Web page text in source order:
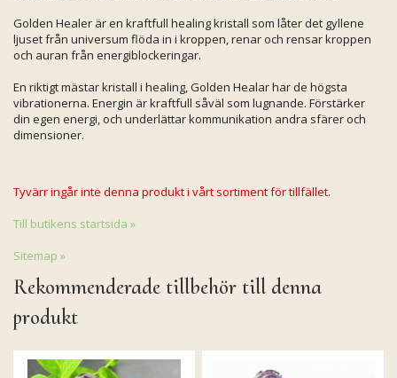
Golden Healer är en kraftfull healing kristall som låter det gyllene
ljuset från universum flöda in i kroppen, renar och rensar kroppen
och auran från energiblockeringar.
En riktigt mästar kristall i healing, Golden Healar har de högsta
vibrationerna. Energin är kraftfull såväl som lugnande. Förstärker
din egen energi, och underlättar kommunikation andra sfärer och
dimensioner.
Tyvärr ingår inte denna produkt i vårt sortiment för tillfället.
Till butikens startsida »
Sitemap »
Rekommenderade tillbehör till denna
produkt